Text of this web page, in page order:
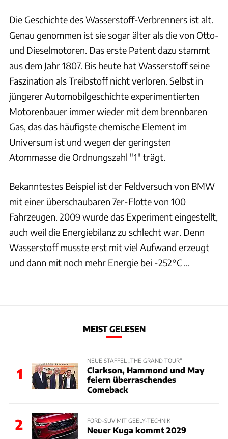
Die Geschichte des Wasserstoff-Verbrenners ist alt.
Genau genommen ist sie sogar älter als die von Otto-
und Dieselmotoren. Das erste Patent dazu stammt
aus dem Jahr 1807. Bis heute hat Wasserstoff seine
Faszination als Treibstoff nicht verloren. Selbst in
jüngerer Automobilgeschichte experimentierten
Motorenbauer immer wieder mit dem brennbaren
Gas, das das häufigste chemische Element im
Universum ist und wegen der geringsten
Atommasse die Ordnungszahl "1" trägt.
Bekanntestes Beispiel ist der Feldversuch von BMW
mit einer überschaubaren 7er-Flotte von 100
Fahrzeugen. 2009 wurde das Experiment eingestellt,
auch weil die Energiebilanz zu schlecht war. Denn
Wasserstoff musste erst mit viel Aufwand erzeugt
und dann mit noch mehr Energie bei -252°C ...
MEIST GELESEN
1
NEUE STAFFEL „THE GRAND TOUR“
Clarkson, Hammond und May
feiern überraschendes
Comeback
2 FORD-SUV MIT GEELY-TECHNIK
Neuer Kuga kommt 2029